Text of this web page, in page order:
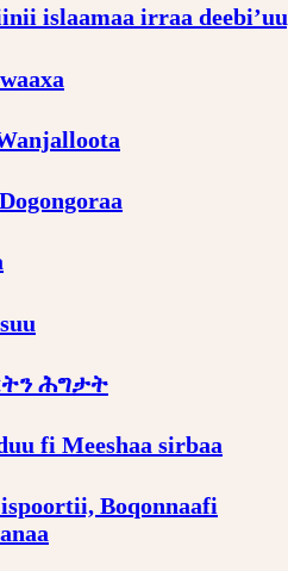
islaamaa irraa
ሕግታት
fi Meeshaa sirbaa
ispoortii, Boqonnaafi